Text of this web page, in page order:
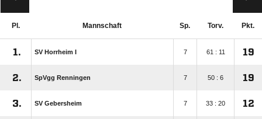
Pl. Mannschaft Sp. Torv. Pkt.
1. SV Horrheim I 7 61 : 11 19
2. SpVgg Renningen 7 50 : 6 19
3. SV Gebersheim 7 33 : 20 12